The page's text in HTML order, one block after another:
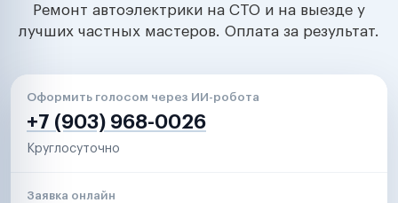
Ремонт автоэлектрики на СТО и на выезде у
лучших частных мастеров. Оплата за результат.
Оформить голосом через ИИ-робота
+7 (903) 968-0026
Круглосуточно
Заявка онлайн